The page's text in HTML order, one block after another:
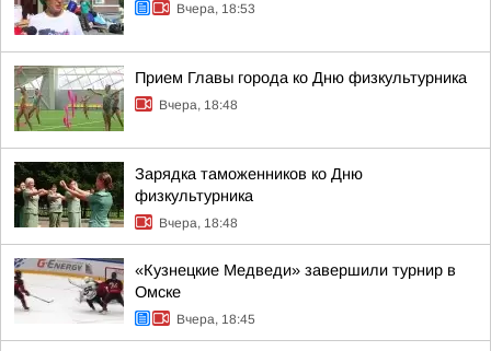
Вчера, 18:53
Прием Главы города ко Дню физкультурника
Вчера, 18:48
Зарядка таможенников ко Дню
физкультурника
Вчера, 18:48
«Кузнецкие Медведи» завершили турнир в
Омске
Вчера, 18:45